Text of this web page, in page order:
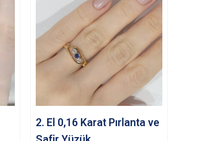
2. El 0,16 Karat Pırlanta ve